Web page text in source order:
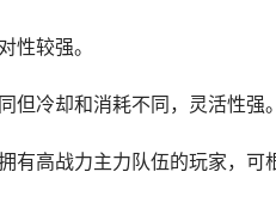
较强。
冷却和消耗不同，灵活性强。
高战力主力队伍的玩家，可